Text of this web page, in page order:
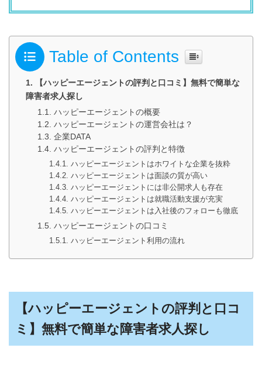
Table of Contents
【ハッピーエージェントの評判と口コミ】無料で簡単な
障害者求人探し
ハッピーエージェントの概要
ハッピーエージェントの運営会社は？
企業DATA
ハッピーエージェントの評判と特徴
ハッピーエージェントはホワイトな企業を抜粋
ハッピーエージェントは面談の質が高い
ハッピーエージェントには非公開求人も存在
ハッピーエージェントは就職活動支援が充実
ハッピーエージェントは入社後のフォローも徹底
ハッピーエージェントの口コミ
ハッピーエージェント利用の流れ
【ハッピーエージェントの評判と口コ
ミ】無料で簡単な障害者求人探し